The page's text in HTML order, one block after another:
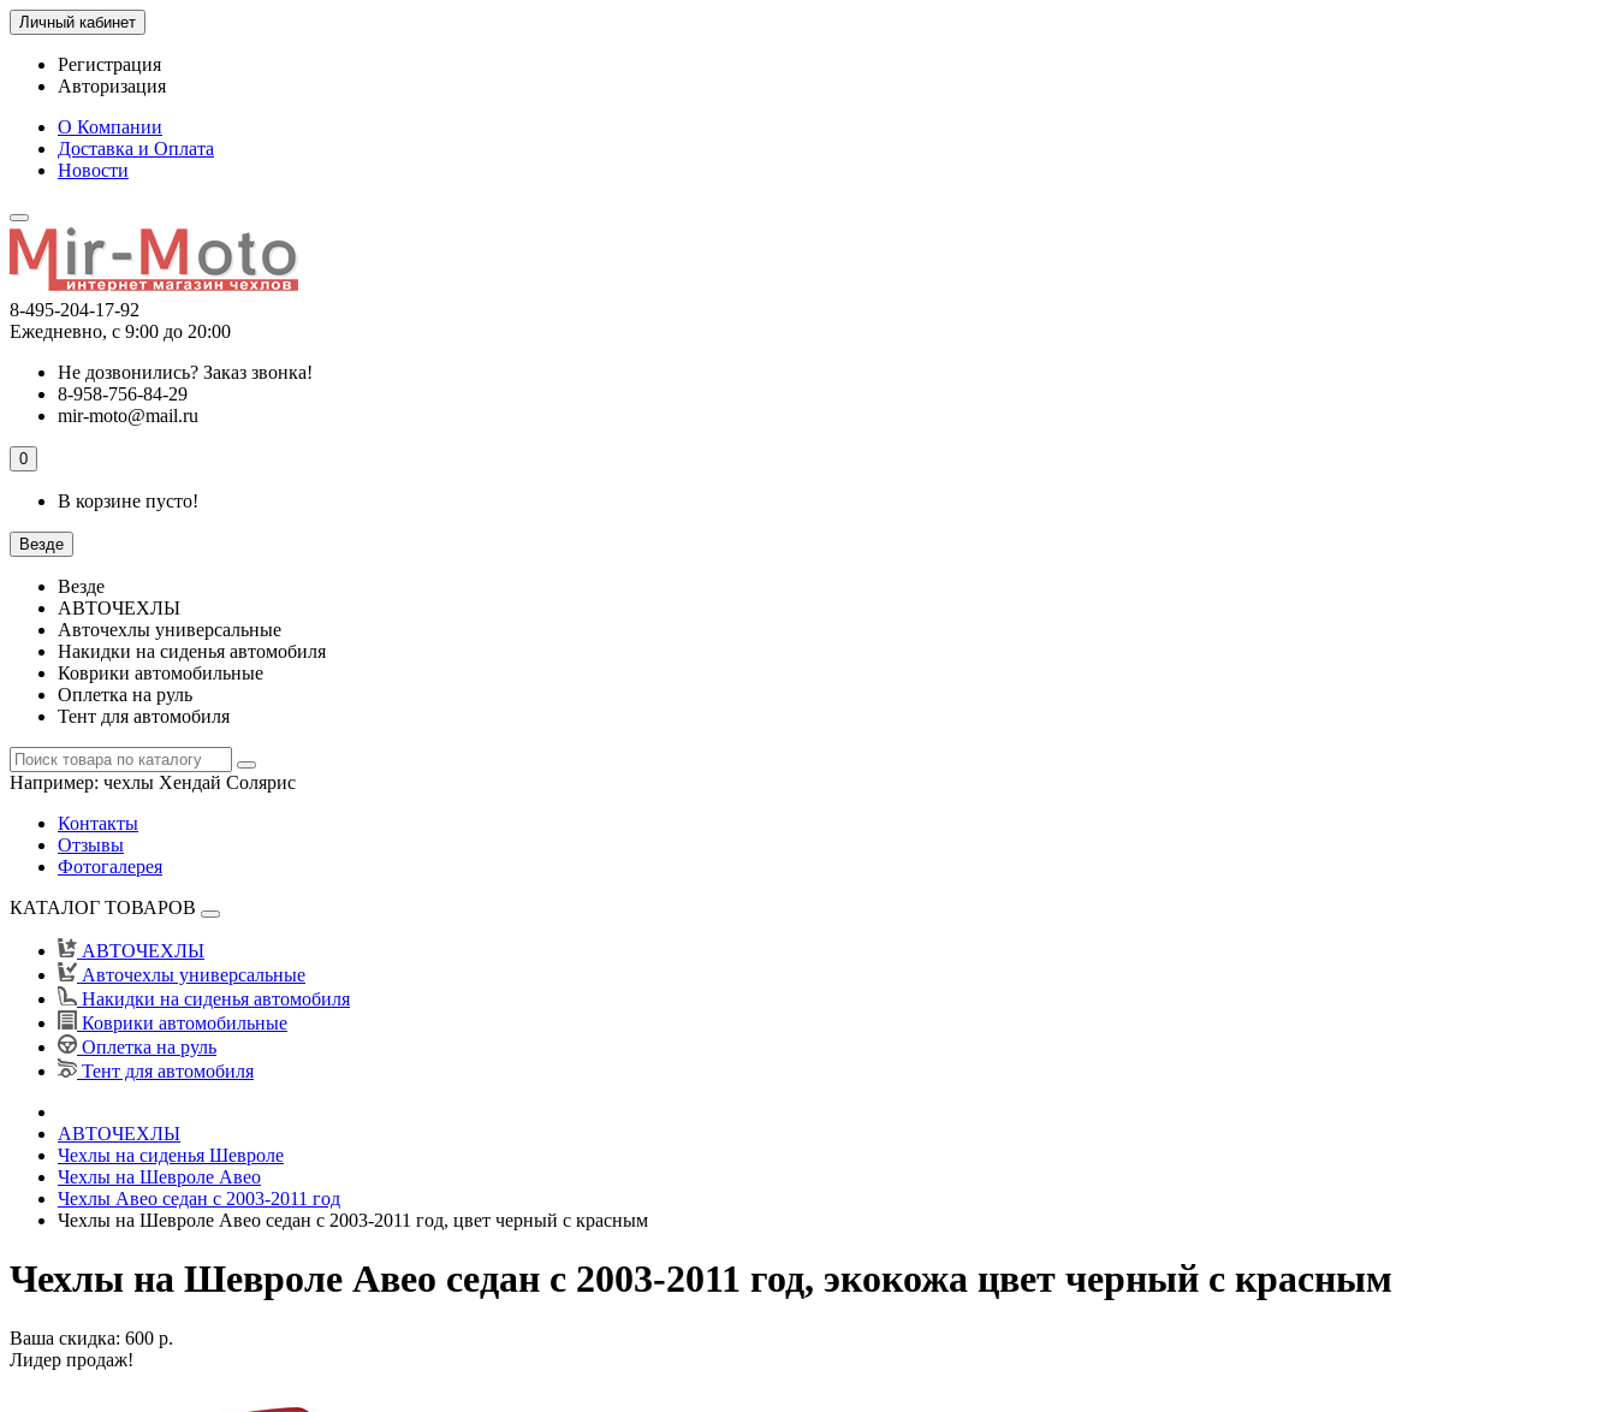
Личный кабинет
Регистрация
Авторизация
О Компании
Доставка и Оплата
Новости
8-495-204-17-92
Ежедневно, с 9:00 до 20:00
Не дозвонились? Заказ звонка!
8-958-756-84-29
mir-moto@mail.ru
0
В корзине пусто!
Везде
Везде
АВТОЧЕХЛЫ
Авточехлы универсальные
Накидки на сиденья автомобиля
Коврики автомобильные
Оплетка на руль
Тент для автомобиля
Например: чехлы Хендай Солярис
Контакты
Отзывы
Фотогалерея
КАТАЛОГ ТОВАРОВ
АВТОЧЕХЛЫ
Авточехлы универсальные
Накидки на сиденья автомобиля
Коврики автомобильные
Оплетка на руль
Тент для автомобиля
АВТОЧЕХЛЫ
Чехлы на сиденья Шевроле
Чехлы на Шевроле Авео
Чехлы Авео седан с 2003-2011 год
Чехлы на Шевроле Авео седан с 2003-2011 год, цвет черный с красным
Чехлы на Шевроле Авео седан с 2003-2011 год, экокожа цвет черный с красным
Ваша скидка: 600 р.
Лидер продаж!